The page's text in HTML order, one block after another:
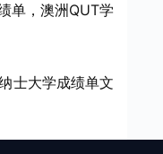
单，澳洲QUT学
士大学成绩单文